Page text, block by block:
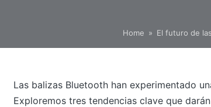
Home » El futuro de
Las balizas Bluetooth han experimentado
Exploremos tres tendencias clave que